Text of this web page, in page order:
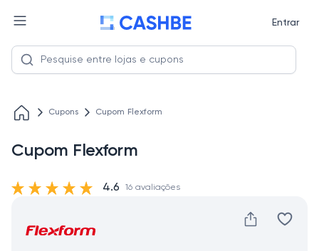
Entrar
Cupons Cupom Flexform
Cupom Flexform
4.6 16 avaliações